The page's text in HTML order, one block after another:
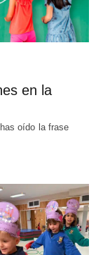
en la
oído la frase